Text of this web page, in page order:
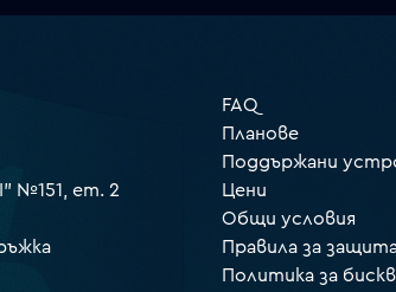
№151, ет. 2
FAQ
Планове
Поддържани
Цени
Общи условия
Правила за
Политика за